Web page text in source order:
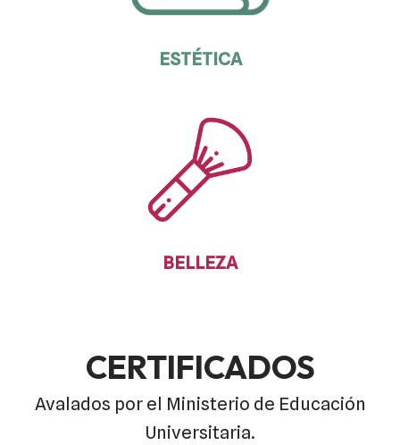
ESTÉTICA
BELLEZA
CERTIFICADOS
Avalados por el Ministerio de Educación
Universitaria.